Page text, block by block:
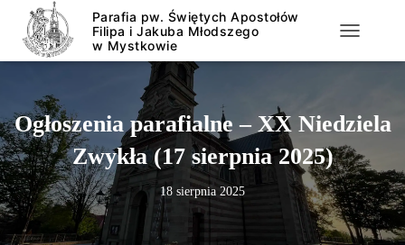
Ogłoszenia parafialne – XX Niedziela
Zwykła (17 sierpnia 2025)
18 sierpnia 2025